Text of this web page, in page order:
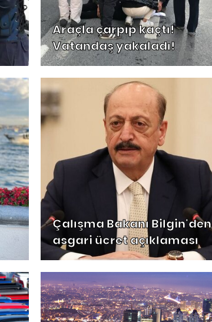
Araçla çarpıp kaçtı!
Vatandaş yakaladı!
Çalışma Bakanı Bilgin'den
asgari ücret açıklaması